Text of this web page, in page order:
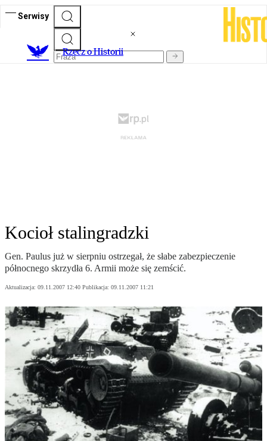
Serwisy
Rzecz o Historii
Kocioł stalingradzki
Gen. Paulus już w sierpniu ostrzegał, że słabe zabezpieczenie
północnego skrzydła 6. Armii może się zemścić.
Aktualizacja: 09.11.2007 12:40 Publikacja: 09.11.2007 11:21